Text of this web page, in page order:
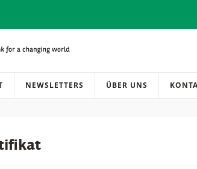
NEWSLETTERS ÜBER UNS